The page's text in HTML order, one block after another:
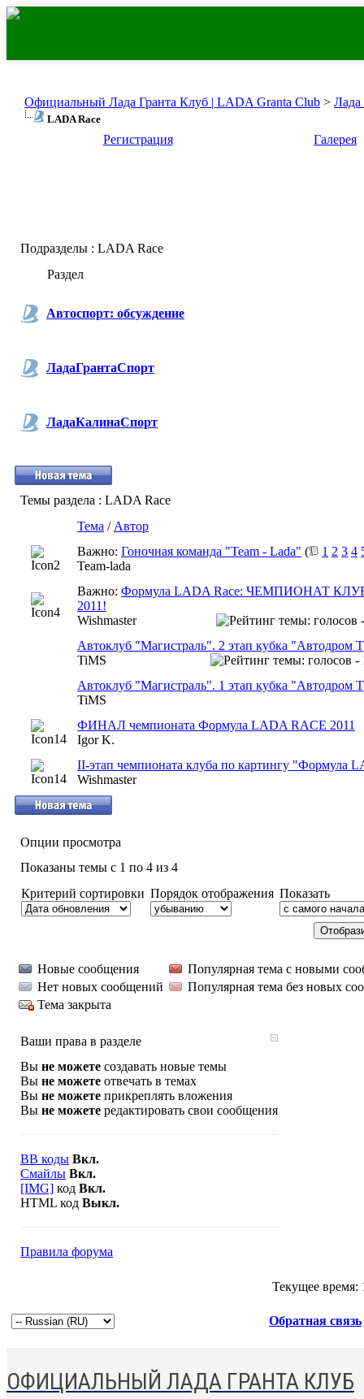
Официальный Лада Гранта Клуб | LADA Granta Club > Лада
LADA Race
Регистрация Галерея
Подразделы : LADA Race
Раздел
Автоспорт: обсуждение
ЛадаГрантаСпорт
ЛадаКалинаСпорт
Темы раздела : LADA Race
Тема / Автор
Важно: Гоночная команда "Team - Lada" ( 1 2 3 4
Team-lada
Важно: Формула LADA Race: ЧЕМПИОНАТ
2011!
Wishmaster
Автоклуб "Магистраль". 2 этап кубка "Автодром
TiMS
Автоклуб "Магистраль". 1 этап кубка "Автодром
TiMS
ФИНАЛ чемпионата Формула LADA RACE 2011
Igor K.
II-этап чемпионата клуба по картингу "Формула
Wishmaster
Опции просмотра
Показаны темы с 1 по 4 из 4
Критерий сортировки Порядок отображения Показать
Новые сообщения
Популярная тема с новыми
Нет новых сообщений
Популярная тема без новых
Тема закрыта
Ваши права в разделе
Вы не можете создавать новые темы
Вы не можете отвечать в темах
Вы не можете прикреплять вложения
Вы не можете редактировать свои сообщения
BB коды Вкл.
Смайлы Вкл.
[IMG] код Вкл.
HTML код Выкл.
Правила форума
Текущее время:
Обратная связь
ОФИЦИАЛЬНЫЙ ЛАДА ГРАНТА КЛУБ